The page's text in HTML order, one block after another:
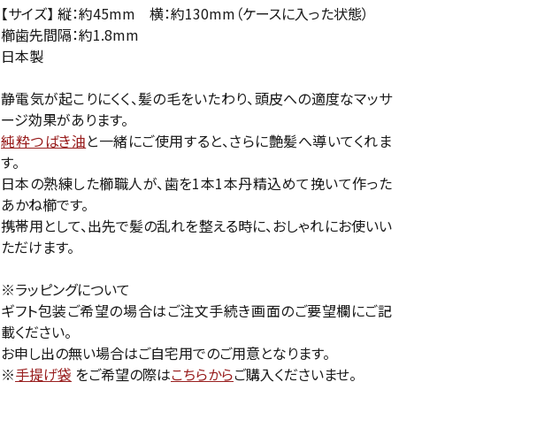
【サイズ】 縦：約45mm 横：約130mm（ケースに入った状態）
櫛歯先間隔：約1.8mm
日本製
静電気が起こりにくく、髪の毛をいたわり、頭皮への適度なマッサ
ージ効果があります。
純粋つばき油と一緒にご使用すると、さらに艶髪へ導いてくれま
す。
日本の熟練した櫛職人が、歯を1本1本丹精込めて挽いて作った
あかね櫛です。
携帯用として、出先で髪の乱れを整える時に、おしゃれにお使いい
ただけます。
※ラッピングについて
ギフト包装ご希望の場合はご注文手続き画面のご要望欄にご記
載ください。
お申し出の無い場合はご自宅用でのご用意となります。
※手提げ袋 をご希望の際はこちらからご購入くださいませ。